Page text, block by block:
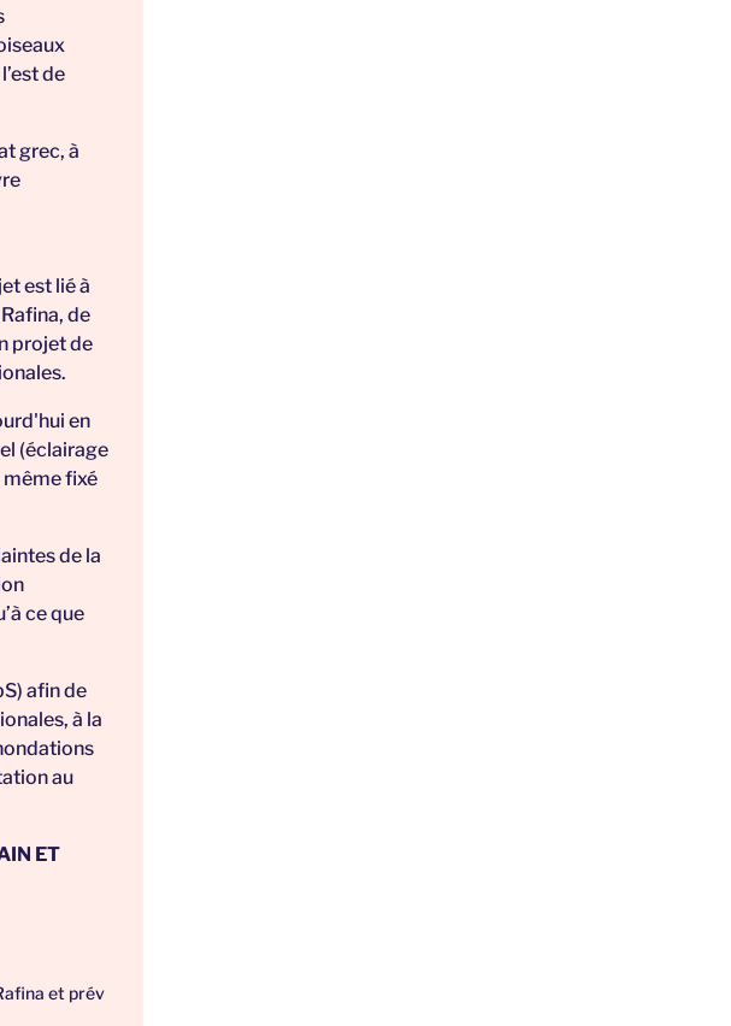
de
grec, à
est lié à
de
projet de
en
(éclairage
même fixé
de la
ce que
afin de
à la
au
ET
et prév